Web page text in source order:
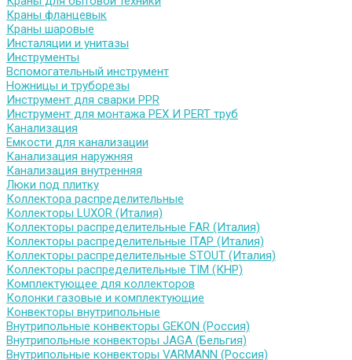
Краны фланцевык
Краны шаровые
Инсталяции и унитазы
Инструменты
Вспомогательный инструмент
Ножницы и труборезы
Инструмент для сварки PPR
Инструмент для монтажа PEX И PERT труб
Канализация
Емкости для канализации
Канализация наружняя
Канализация внутренняя
Люки под плитку
Коллектора распределительные
Коллекторы LUXOR (Италия)
Коллекторы распределительные FAR (Италия)
Коллекторы распределительные ITAP (Италия)
Коллекторы распределительные STOUT (Италия)
Коллекторы распределительные TIM (КНР)
Комплектующее для коллекторов
Колонки газовые и комплектующие
Конвекторы внутрипольные
Внутрипольные конвекторы GEKON (Россия)
Внутрипольные конвекторы JAGA (Бельгия)
Внутрипольные конвекторы VARMANN (Россия)